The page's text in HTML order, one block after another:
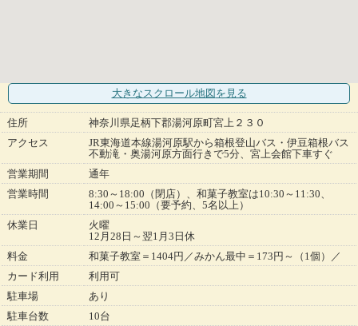
大きなスクロール地図 を見る
住所
神奈川県足柄下郡湯河原町宮上２３０
アクセス
JR東海道本線湯河原駅から箱根登山バス・伊豆箱根バス
不動滝・奥湯河原方面行きで5分、宮上会館下車すぐ
営業期間
通年
営業時間
8:30～18:00（閉店）、和菓子教室は10:30～11:30、
14:00～15:00（要予約、5名以上）
休業日
火曜
12月28日～翌1月3日休
料金
和菓子教室＝1404円／みかん最中＝173円～（1個）／
カード利用
利用可
駐車場
あり
駐車台数
10台